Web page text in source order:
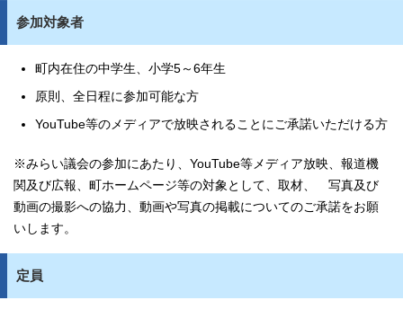
参加対象者
町内在住の中学生、小学5～6年生
原則、全日程に参加可能な方
YouTube等のメディアで放映されることにご承諾いただける方
※みらい議会の参加にあたり、YouTube等メディア放映、報道機
関及び広報、町ホームページ等の対象として、取材、 写真及び
動画の撮影への協力、動画や写真の掲載についてのご承諾をお願
いします。
定員